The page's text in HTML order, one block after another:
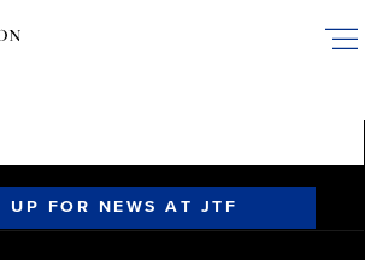
UP FOR NEWS AT JTF